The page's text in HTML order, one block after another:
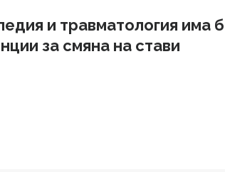
и травматология има
за смяна на стави